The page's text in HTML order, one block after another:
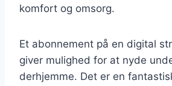
komfort og omsorg.
Et abonnement på en digital
giver mulighed for at nyde
derhjemme. Det er en